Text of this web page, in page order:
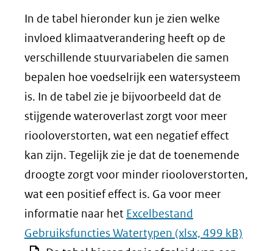
In de tabel hieronder kun je zien welke
invloed klimaatverandering heeft op de
verschillende stuurvariabelen die samen
bepalen hoe voedselrijk een watersysteem
is. In de tabel zie je bijvoorbeeld dat de
stijgende wateroverlast zorgt voor meer
riooloverstorten, wat een negatief effect
kan zijn. Tegelijk zie je dat de toenemende
droogte zorgt voor minder riooloverstorten,
wat een positief effect is. Ga voor meer
informatie naar het Excelbestand
Gebruiksfuncties Watertypen (xlsx, 499 kB)